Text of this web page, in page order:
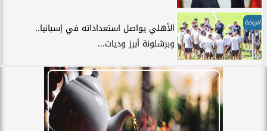
الرياضة
الأهلي يواصل استعداداته في إسبانيا..
وبرشلونة أبرز وديات...